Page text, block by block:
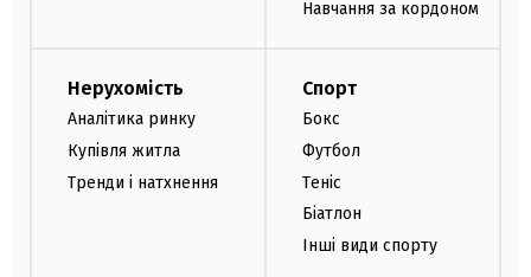
Навчання за кордоном
Нерухомість
Аналітика ринку
Купівля житла
Тренди і натхнення
Спорт
Бокс
Футбол
Теніс
Біатлон
Інші види спорту